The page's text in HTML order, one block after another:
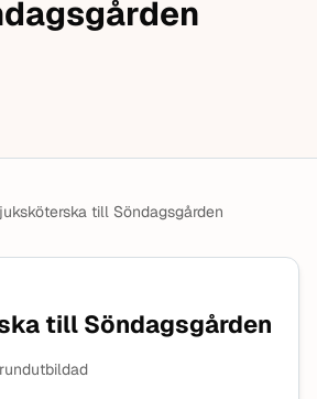
till Söndagsgården
till Söndagsgården